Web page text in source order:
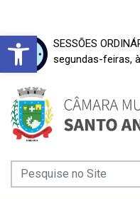
Barra de
SESSÕES
segundas-feiras,